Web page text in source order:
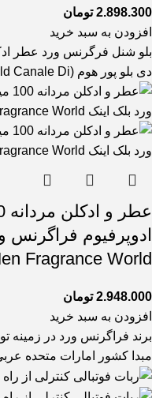
2.898.300 تومان
افزودن به سبد خرید
بلو شنل فرگرنس ورد عطر
دی بلو پور هوم (Fragrance World Canale Di
Fragrance World
2.948.000 تومان
افزودن به سبد خرید
برند فراگرنس ورد در زمینه
مبدا کشور امارات متحده